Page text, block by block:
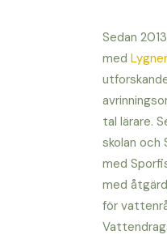
Sedan
med
tal lärare.
skolan och
med
med
för